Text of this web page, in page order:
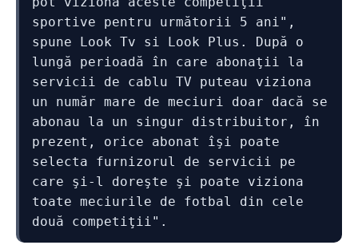
sportive pentru următorii 5 ani",
spune Look Tv si Look Plus. După o
lungă perioadă în care abonaţii la
servicii de cablu TV puteau viziona
un număr mare de meciuri doar dacă se
abonau la un singur distribuitor, în
prezent, orice abonat îşi poate
selecta furnizorul de servicii pe
care şi-l doreşte şi poate viziona
toate meciurile de fotbal din cele
două competiţii".